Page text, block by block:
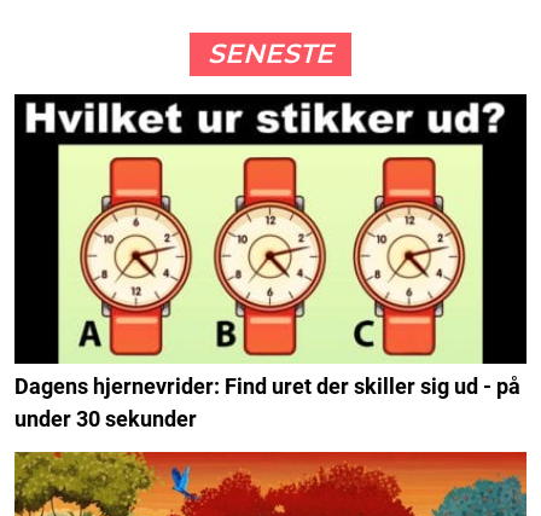
SENESTE
Dagens hjernevrider: Find uret der skiller sig ud - på
under 30 sekunder